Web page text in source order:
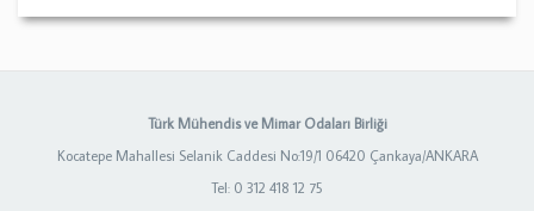
Türk Mühendis ve Mimar Odaları Birliği
Kocatepe Mahallesi Selanik Caddesi No:19/1 06420 Çankaya/ANKARA
Tel: 0 312 418 12 75